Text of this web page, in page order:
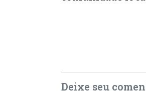
Deixe seu